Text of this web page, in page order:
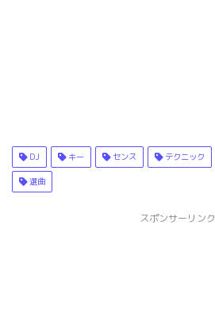
DJ キー センス テクニック
選曲
スポンサーリンク